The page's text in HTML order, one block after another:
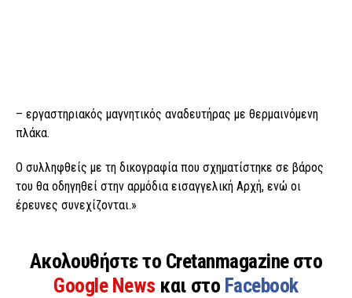
– εργαστηριακός μαγνητικός αναδευτήρας με θερμαινόμενη
πλάκα.
Ο συλληφθείς με τη δικογραφία που σχηματίστηκε σε βάρος
του θα οδηγηθεί στην αρμόδια εισαγγελική Αρχή, ενώ οι
έρευνες συνεχίζονται.»
Ακολουθήστε το Cretanmagazine στο
Google News και στο Facebook